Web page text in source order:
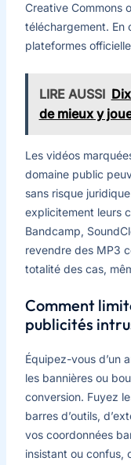
Creative Commons
téléchargement. En
plateformes
LIRE AUSSI
de mieux y
Les vidéos
domaine public
sans risque
explicitement leurs
Bandcamp,
revendre des MP3
totalité des cas,
Comment
publicités
Équipez-vous d’un
les bannières ou
conversion. Fuyez
barres d’outils,
vos coordonnées
insistant ou confus,